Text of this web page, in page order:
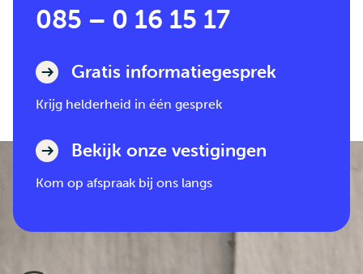
085 – 0 16 15 17
Gratis informatiegesprek
Krijg helderheid in één gesprek
Bekijk onze vestigingen
Kom op afspraak bij ons langs